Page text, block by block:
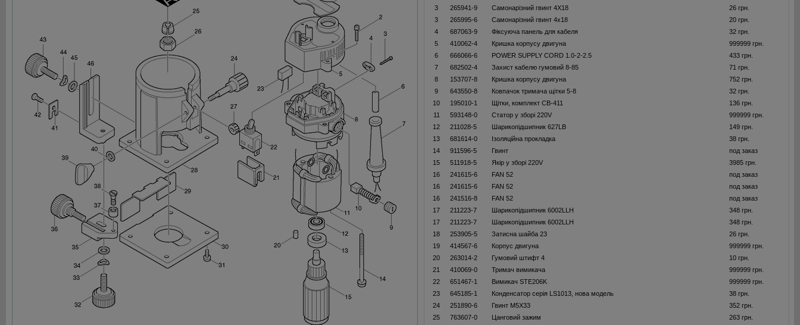
3
265941-9 Самонарізний гвинт 4X18
26 грн.
3
265995-6 Самонарізний гвинт 4x18
20 грн.
4
687063-9 Фіксуюча панель для кабеля
32 грн.
5
410062-4 Кришка корпусу двигуна
999999 грн.
6
666066-6 POWER SUPPLY CORD 1.0-2-2.5
433 грн.
7
682502-4 Захист кабелю гумовий 8-85
71 грн.
8
153707-8 Кришка корпусу двигуна
752 грн.
9
643550-8 Ковпачок тримача щітки 5-8
32 грн.
10
195010-1 Щітки, комплект CB-411
136 грн.
11
593148-0 Статор у зборі 220V
999999 грн.
12
211028-5 Шарикопідшипник 627LB
149 грн.
13
681614-0 Ізоляційна прокладка
38 грн.
14
911596-5 Гвинт
под заказ
15
511918-5 Якір у зборі 220V
3985 грн.
16
241615-6 FAN 52
под заказ
16
241615-6 FAN 52
под заказ
16
241516-8 FAN 52
под заказ
17
211223-7 Шарикопідшипник 6002LLH
348 грн.
17
211223-7 Шарикопідшипник 6002LLH
348 грн.
18
253905-5 Затисна шайба 23
26 грн.
19
414567-6 Корпус двигуна
999999 грн.
20
263014-2 Гумовий штифт 4
10 грн.
21
410069-0 Тримач вимикача
999999 грн.
22
651467-1 Вимикач STE206K
999999 грн.
23
645185-1 Конденсатор серія LS1013, нова модель
38 грн.
24
251890-6 Гвинт M5X33
352 грн.
25
763607-0 Цанговий зажим
263 грн.